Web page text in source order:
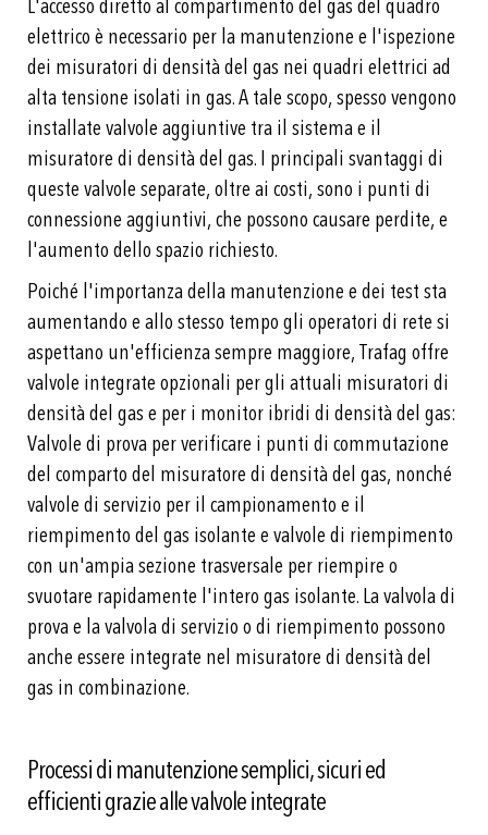
elettrico è necessario per la manutenzione e l'ispezione
dei misuratori di densità del gas nei quadri elettrici ad
alta tensione isolati in gas. A tale scopo, spesso vengono
installate valvole aggiuntive tra il sistema e il
misuratore di densità del gas. I principali svantaggi di
queste valvole separate, oltre ai costi, sono i punti di
connessione aggiuntivi, che possono causare perdite, e
l'aumento dello spazio richiesto.
Poiché l'importanza della manutenzione e dei test sta
aumentando e allo stesso tempo gli operatori di rete si
aspettano un'efficienza sempre maggiore, Trafag offre
valvole integrate opzionali per gli attuali misuratori di
densità del gas e per i monitor ibridi di densità del gas:
Valvole di prova per verificare i punti di commutazione
del comparto del misuratore di densità del gas, nonché
valvole di servizio per il campionamento e il
riempimento del gas isolante e valvole di riempimento
con un'ampia sezione trasversale per riempire o
svuotare rapidamente l'intero gas isolante. La valvola di
prova e la valvola di servizio o di riempimento possono
anche essere integrate nel misuratore di densità del
gas in combinazione.
Processi di manutenzione semplici, sicuri ed
efficienti grazie alle valvole integrate